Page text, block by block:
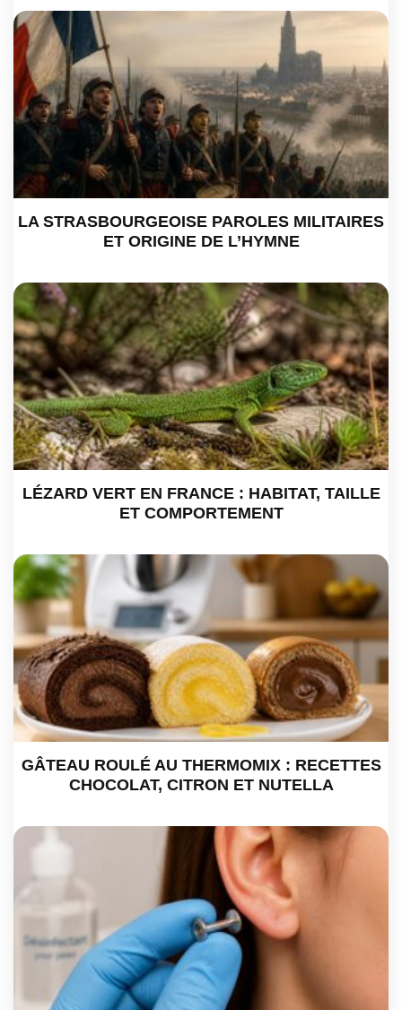
LA STRASBOURGEOISE PAROLES MILITAIRES
ET ORIGINE DE L’HYMNE
LÉZARD VERT EN FRANCE : HABITAT, TAILLE
ET COMPORTEMENT
GÂTEAU ROULÉ AU THERMOMIX : RECETTES
CHOCOLAT, CITRON ET NUTELLA